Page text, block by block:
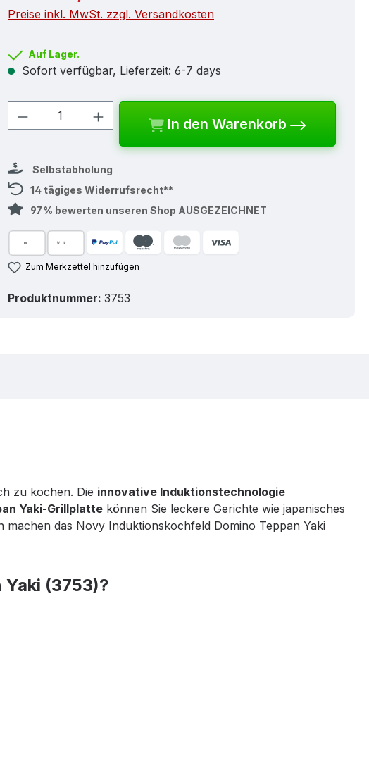
Preise inkl. MwSt. zzgl. Versandkosten
Auf Lager.
Sofort verfügbar, Lieferzeit: 6-7 days
Produkt Anzahl: Gib den gewünschten
In den Warenkorb
Selbstabholung
14 tägiges Widerrufsrecht**
97 % bewerten unseren Shop AUSGEZEICHNET
Zum Merkzettel hinzufügen
Produktnummer: 3753
zu kochen. Die innovative Induktionstechnologie
Yaki-Grillplatte können Sie leckere Gerichte wie japanisches
das Novy Induktionskochfeld Domino Teppan Yaki
(3753)?